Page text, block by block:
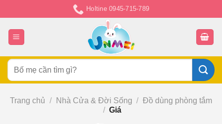
đến
nội
dung
Holtine 0945-715-789
Tìm
kiếm:
Trang chủ / Nhà Cửa & Đời Sống / Đồ dùng phòng tắm
/ Giá